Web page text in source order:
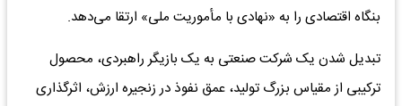
بنگاه اقتصادی را به «نهادی با مأموریت ملی» ارتقا می‌دهد.
تبدیل شدن یک شرکت صنعتی به یک بازیگر راهبردی، محصول
ترکیبی از مقیاس بزرگ تولید، عمق نفوذ در زنجیره ارزش، اثرگذاری